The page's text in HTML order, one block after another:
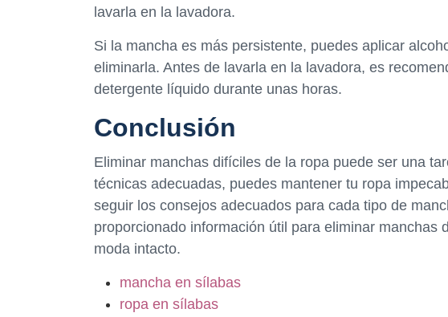
lavarla en la lavadora.
Si la mancha es más persistente, puedes aplicar
eliminarla. Antes de lavarla en la lavadora, es
detergente líquido durante unas horas.
Conclusión
Eliminar manchas difíciles de la ropa puede ser una
técnicas adecuadas, puedes mantener tu ropa
seguir los consejos adecuados para cada tipo de
proporcionado información útil para eliminar manchas
moda intacto.
mancha en sílabas
ropa en sílabas